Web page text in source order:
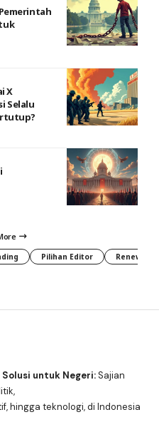
X
Selalu
Pilihan Editor
untuk Negeri:Sajian
hingga teknologi, di Indonesia